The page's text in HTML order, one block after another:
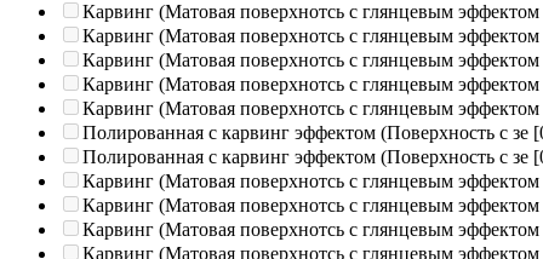
Карвинг (Матовая поверхнотсь с глянцевым эффектом
Карвинг (Матовая поверхнотсь с глянцевым эффектом
Карвинг (Матовая поверхнотсь с глянцевым эффектом
Карвинг (Матовая поверхнотсь с глянцевым эффектом
Карвинг (Матовая поверхнотсь с глянцевым эффектом
Полированная c карвинг эффектом (Поверхность с зе
Полированная c карвинг эффектом (Поверхность с зе
Карвинг (Матовая поверхнотсь с глянцевым эффектом
Карвинг (Матовая поверхнотсь с глянцевым эффектом
Карвинг (Матовая поверхнотсь с глянцевым эффектом
Карвинг (Матовая поверхнотсь с глянцевым эффектом